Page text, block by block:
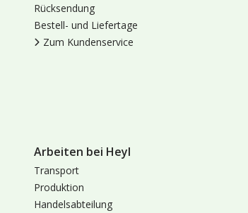
Rücksendung
Bestell- und Liefertage
Zum Kundenservice
Arbeiten bei Heyl
Transport
Produktion
Handelsabteilung